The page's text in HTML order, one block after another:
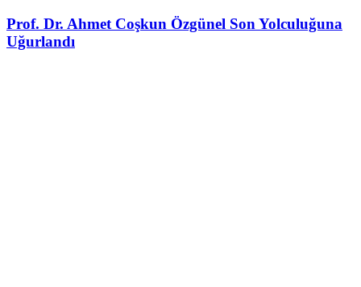
Prof. Dr. Ahmet Coşkun Özgünel Son Yolculuğuna
Uğurlandı